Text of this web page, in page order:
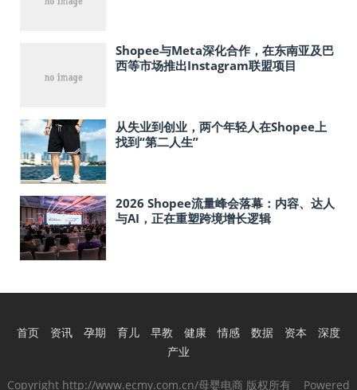
Shopee与Meta深化合作，在东南亚及巴
西等市场推出Instagram联盟项目
从失业到创业，两个年轻人在Shopee上
找到“第二人生”
2026 Shopee流量峰会落幕：内容、达人
与AI，正在重塑跨境增长逻辑
首页 资讯 孕期 育儿 早教 健康 情感 数据 资本
深度
产业
Copyright http://www.ecmy.com.cn/母婴电商 版权所有 Powered